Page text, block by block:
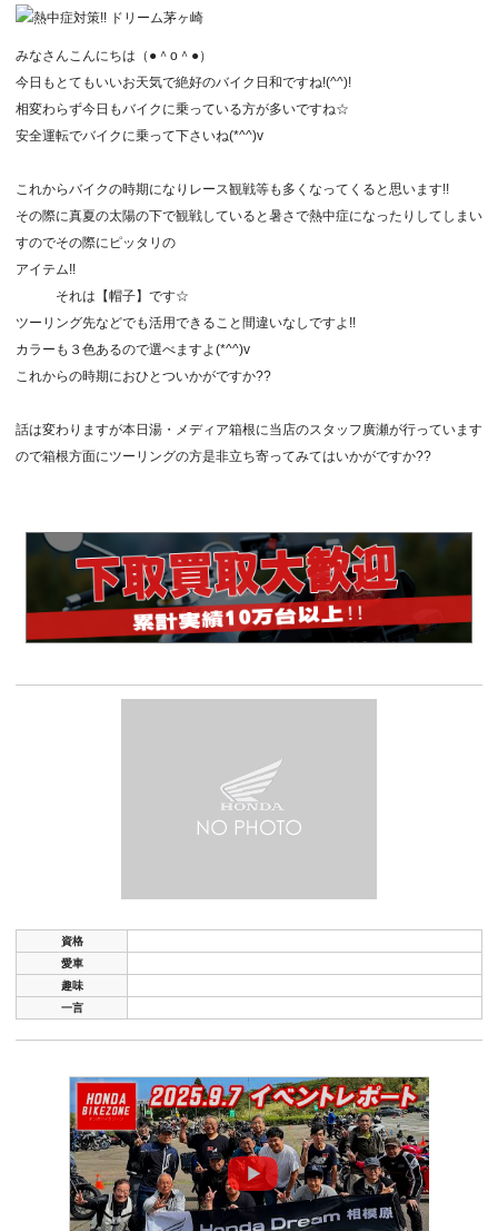
みなさんこんにちは（●＾o＾●）
今日もとてもいいお天気で絶好のバイク日和ですね!(^^)!
相変わらず今日もバイクに乗っている方が多いですね☆
安全運転でバイクに乗って下さいね(*^^)v
これからバイクの時期になりレース観戦等も多くなってくると思います!!
その際に真夏の太陽の下で観戦していると暑さで熱中症になったりしてしまい
すのでその際にピッタリの
アイテム!!
それは【帽子】です☆
ツーリング先などでも活用できること間違いなしですよ!!
カラーも３色あるので選べますよ(*^^)v
これからの時期におひとついかがですか??
話は変わりますが本日湯・メディア箱根に当店のスタッフ廣瀬が行っています
ので箱根方面にツーリングの方是非立ち寄ってみてはいかがですか??
資格
愛車
趣味
一言